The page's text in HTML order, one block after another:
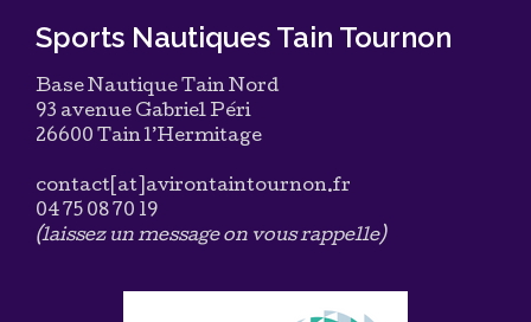
Sports Nautiques Tain Tournon
Base Nautique Tain Nord
93 avenue Gabriel Péri
26600 Tain l’Hermitage
contact[at]avirontaintournon.fr
04 75 08 70 19
(laissez un message on vous rappelle)